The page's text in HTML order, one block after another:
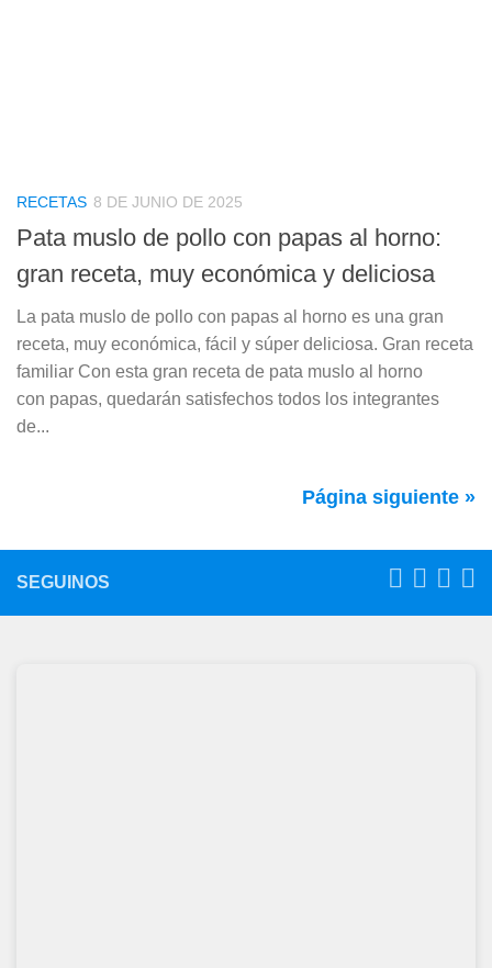
RECETAS 8 DE JUNIO DE 2025
Pata muslo de pollo con papas al horno:
gran receta, muy económica y deliciosa
La pata muslo de pollo con papas al horno es una gran
receta, muy económica, fácil y súper deliciosa. Gran receta
familiar Con esta gran receta de pata muslo al horno
con papas, quedarán satisfechos todos los integrantes
de...
Página siguiente »
SEGUINOS